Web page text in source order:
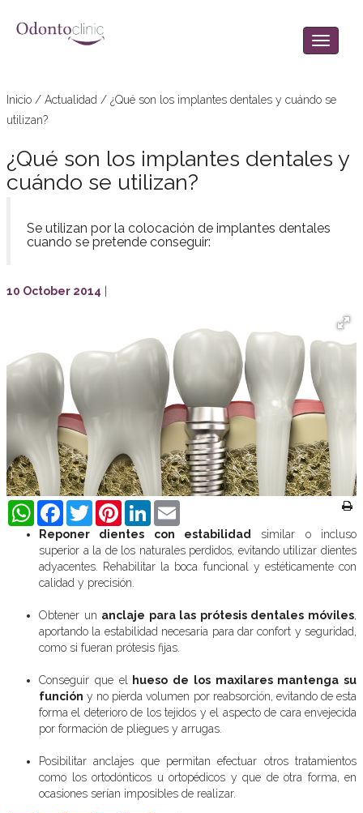
Inicio / Actualidad / ¿Qué son los implantes dentales y cuándo se
utilizan?
¿Qué son los implantes dentales y
cuándo se utilizan?
Se utilizan por la colocación de implantes dentales
cuando se pretende conseguir:
10 October 2014
WhatsAppFacebookTwitterPinterestLinkedIn
Reponer dientes con estabilidad
similar o incluso
superior a la de los naturales perdidos, evitando utilizar dientes
adyacentes. Rehabilitar la boca funcional y estéticamente con
calidad y precisión.
Obtener un anclaje para las prótesis dentales móviles,
aportando la estabilidad necesaria para dar confort y seguridad,
como si fueran prótesis fijas.
Conseguir que el
hueso de los maxilares mantenga su
función y no pierda volumen por reabsorción, evitando de esta
forma el deterioro de los tejidos y el aspecto de cara envejecida
por formación de pliegues y arrugas.
Posibilitar anclajes que permitan efectuar otros tratamientos
como los ortodónticos u ortopédicos y que de otra forma, en
ocasiones serían imposibles de realizar.